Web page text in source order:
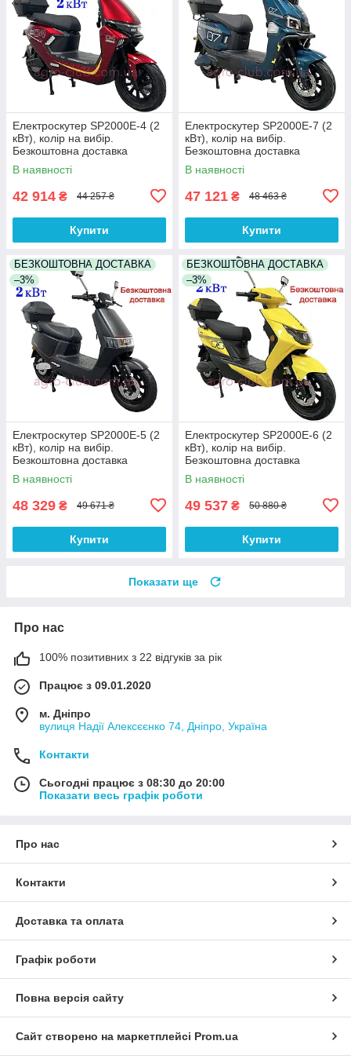
Електроскутер SP2000E-4 (2
кВт), колір на вибір.
Безкоштовна доставка
В наявності
42 914 ₴ 44 257 ₴
Купити
Електроскутер SP2000E-7 (2
кВт), колір на вибір.
Безкоштовна доставка
В наявності
47 121 ₴ 48 463 ₴
Купити
БЕЗКОШТОВНА ДОСТАВКА
–3%
Електроскутер SP2000E-5 (2
кВт), колір на вибір.
Безкоштовна доставка
В наявності
48 329 ₴ 49 671 ₴
Купити
БЕЗКОШТОВНА ДОСТАВКА
–3%
Електроскутер SP2000E-6 (2
кВт), колір на вибір.
Безкоштовна доставка
В наявності
49 537 ₴ 50 880 ₴
Купити
Показати ще
Про нас
100% позитивних з 22 відгуків за рік
Працює з 09.01.2020
м. Дніпро
вулиця Надії Алексєєнко 74, Дніпро, Україна
Контакти
Сьогодні працює з 08:30 до 20:00
Показати весь графік роботи
Про нас
Контакти
Доставка та оплата
Графік роботи
Повна версія сайту
Сайт створено на маркетплейсі Prom.ua